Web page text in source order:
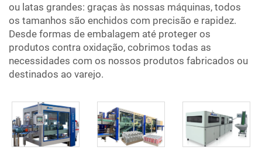
Site RU
ou latas grandes: graças às nossas máquinas, todos
os tamanhos são enchidos com precisão e rapidez.
Desde formas de embalagem até proteger os
produtos contra oxidação, cobrimos todas as
necessidades com os nossos produtos fabricados ou
destinados ao varejo.